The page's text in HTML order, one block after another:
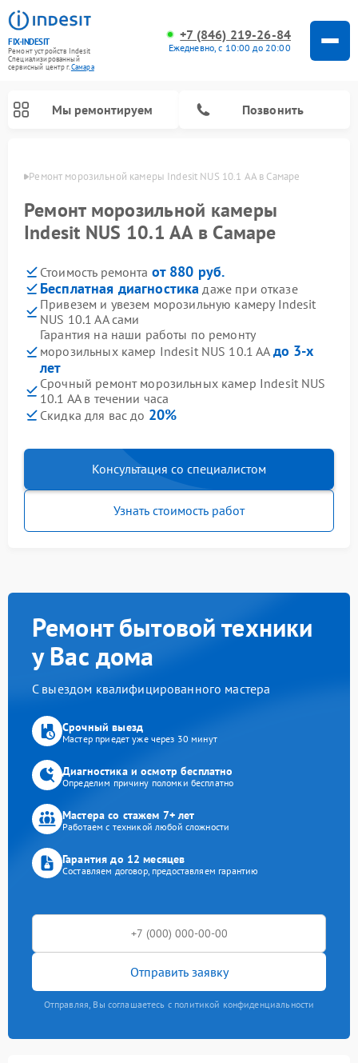
FIX-INDESIT
Ремонт устройств Indesit
Специализированный
cервисный центр г.Самара
+7 (846) 219-26-84
Ежедневно, с 10:00 до 20:00
Мы ремонтируем Позвонить
Ремонт морозильной камеры Indesit NUS 10.1 AA в Самаре
Ремонт морозильной камеры
Indesit NUS 10.1 AA в Самаре
Стоимость ремонта от 880 руб.
Бесплатная диагностика даже при отказе
Привезем и увезем морозильную камеру Indesit
NUS 10.1 AA сами
Гарантия на наши работы по ремонту
морозильных камер Indesit NUS 10.1 AA до 3-х
лет
Срочный ремонт морозильных камер Indesit NUS
10.1 AA в течении часа
Скидка для вас до 20%
Консультация со специалистом
Узнать стоимость работ
Ремонт бытовой техники
у Вас дома
С выездом квалифицированного мастера
Срочный выезд
Мастер приедет уже через 30 минут
Диагностика и осмотр бесплатно
Определим причину поломки бесплатно
Мастера со стажем 7+ лет
Работаем с техникой любой сложности
Гарантия до 12 месяцев
Составляем договор, предоставляем гарантию
Отправить заявку
Отправляя, Вы соглашаетесь с политикой конфиденциальности